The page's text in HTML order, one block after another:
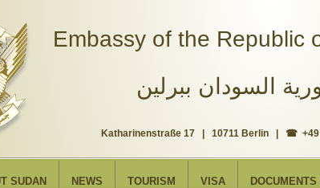
Katharinenstraße 17 | 10711 Berlin | ☎ +49
Embassy of the Republic
السودان ببرلين
SUDAN NEWS TOURISM VISA